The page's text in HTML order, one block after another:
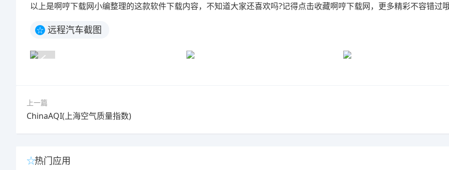
以上是啊哼下载网小编整理的这款软件下载内容，不知道大家还喜欢吗?记得点击收藏啊哼下载网，更多精彩不容错过
☆ 远程汽车截图
上一篇
ChinaAQI(上海空气质量指数)
热门应用